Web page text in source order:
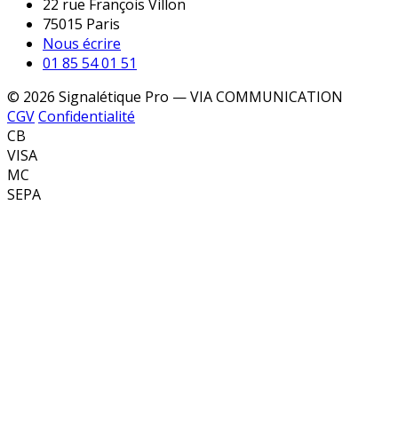
22 rue François Villon
75015 Paris
Nous écrire
01 85 54 01 51
© 2026 Signalétique Pro — VIA COMMUNICATION
CGVConfidentialité
CB
VISA
MC
SEPA